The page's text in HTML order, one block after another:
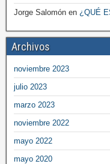
Jorge Salomón en ¿QUÉ
Archivos
noviembre 2023
julio 2023
marzo 2023
noviembre 2022
mayo 2022
mayo 2020